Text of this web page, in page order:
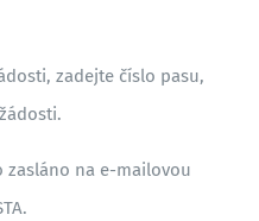
zadejte číslo pasu,
zasláno na e-mailovou